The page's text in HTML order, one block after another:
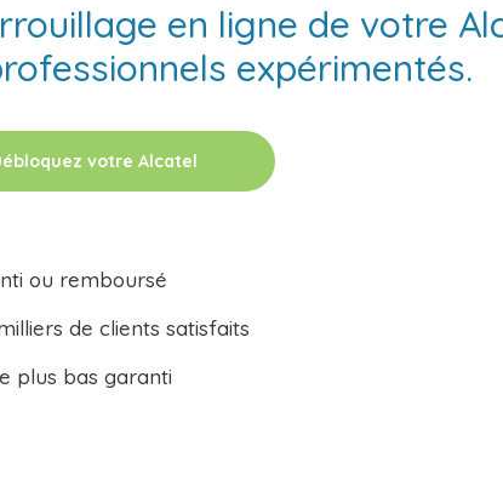
en ligne de votre
expérimentés.
votre Alcatel
ou remboursé
de clients satisfaits
plus bas garanti